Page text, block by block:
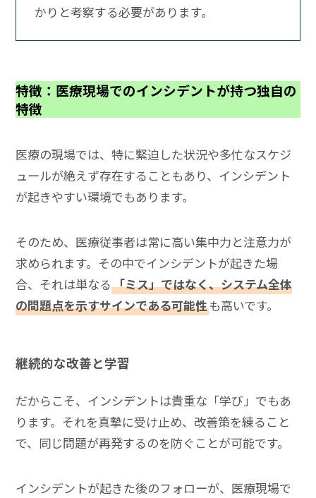
かりと考察する必要があります。
特徴：医療現場でのインシデントが持つ独自の
特徴
医療の現場では、特に緊迫した状況や多忙なスケジ
ュールが絶えず存在することもあり、インシデント
が起きやすい環境でもあります。
そのため、医療従事者は常に高い集中力と注意力が
求められます。その中でインシデントが起きた場
合、それは単なる「ミス」ではなく、システム全体
の問題点を示すサインである可能性も高いです。
継続的な改善と学習
だからこそ、インシデントは貴重な「学び」でもあ
ります。それを真摯に受け止め、改善策を練ること
で、同じ問題が再発するのを防ぐことが可能です。
インシデントが起きた後のフォローが、医療現場で